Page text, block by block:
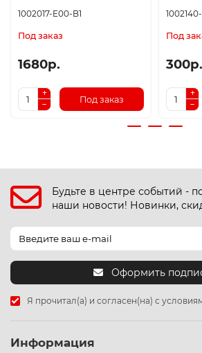
1002017-E00-B1
Под заказ
1680р.
Под заказ
Под
300р.
Будьте в центре событий -
наши новости! Новинки,
Оформить
Я прочитал(а) и согласен(на) с
Информация